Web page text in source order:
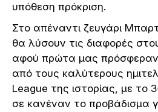
υπόθεση πρόκριση.
Στο απέναντι ζευγάρι
θα λύσουν τις διαφορές
αφού πρώτα μας
από τους καλύτερους
League της ιστορίας, με το
σε κανέναν το προβάδισμα